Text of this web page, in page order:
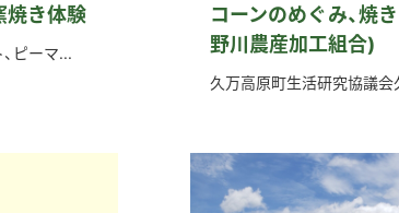
き体験
ピーマ...
コーンのめぐみ、焼
野川農産加工組合)
久万高原町生活研究協議